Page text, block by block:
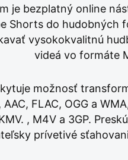
je bezplatný online
Shorts do hudobných
vysokokvalitnú
videá vo formáte
možnosť
AAC, FLAC, OGG a
KMV. , M4V a 3GP.
prívetivé